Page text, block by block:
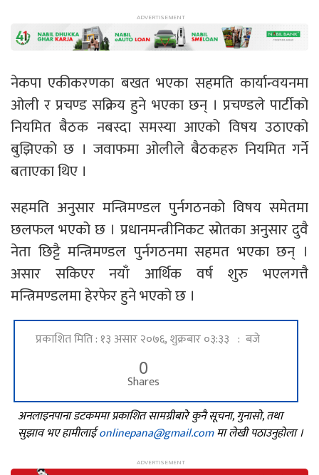
नेकपा एकीकरणका बखत भएका सहमति कार्यान्वयनमा
ओली र प्रचण्ड सक्रिय हुने भएका छन् । प्रचण्डले पार्टीको
नियमित बैठक नबस्दा समस्या आएको विषय उठाएको
बुझिएको छ । जवाफमा ओलीले बैठकहरु नियमित गर्ने
बताएका थिए ।
सहमति अनुसार मन्त्रिमण्डल पुर्नगठनको विषय समेतमा
छलफल भएको छ । प्रधानमन्त्रीनिकट स्रोतका अनुसार दुवै
नेता छिट्टै मन्त्रिमण्डल पुर्नगठनमा सहमत भएका छन् ।
असार सकिएर नयाँ आर्थिक वर्ष शुरु भएलगत्तै
मन्त्रिमण्डलमा हेरफेर हुने भएको छ ।
प्रकाशित मिति : १३ असार २०७६, शुक्रबार ०३:३३ : बजे
0
Shares
अनलाइनपाना डटकममा प्रकाशित सामग्रीबारे कुनै सूचना, गुनासो, तथा
सुझाव भए हामीलाईonlinepana@gmail.comमा लेखी पठाउनुहोला ।